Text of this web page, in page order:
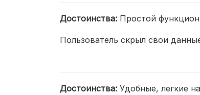
Достоинства: Простой
Пользователь скрыл свои
Достоинства: Удобные, легкие